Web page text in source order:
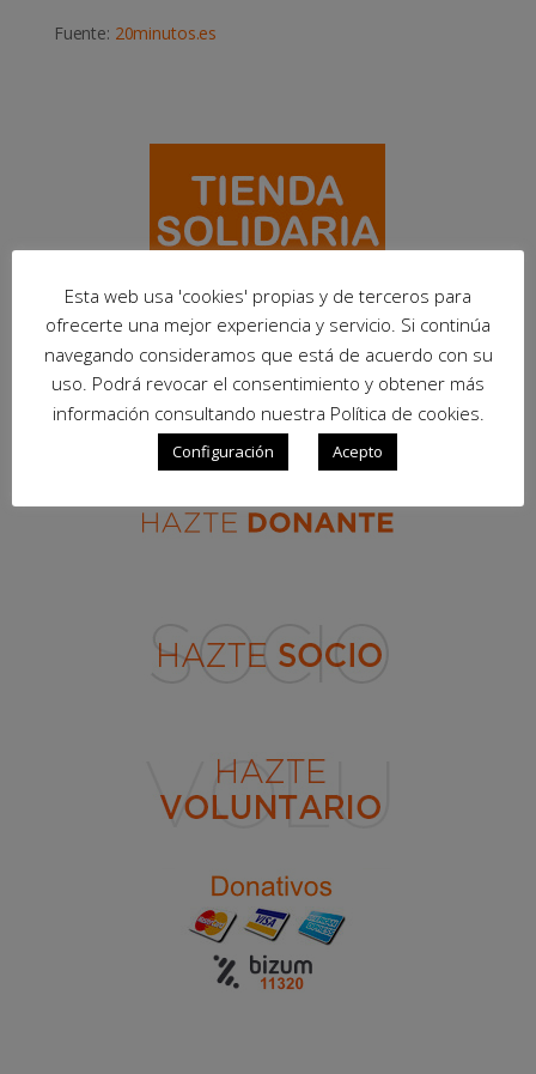
Fuente: 20minutos.es
Esta web usa 'cookies' propias y de terceros para
ofrecerte una mejor experiencia y servicio. Si continúa
navegando consideramos que está de acuerdo con su
uso. Podrá revocar el consentimiento y obtener más
información consultando nuestra Política de cookies.
Configuración Acepto